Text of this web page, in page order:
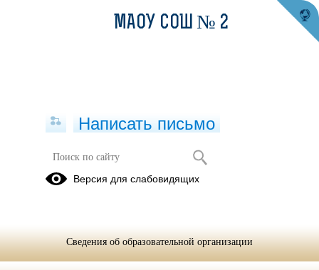
Публикации за 04.06.2026
МАОУ СОШ № 2
Написать письмо
Версия для слабовидящих
Сведения об образовательной организации